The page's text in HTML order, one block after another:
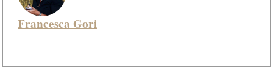
Francesca Gori